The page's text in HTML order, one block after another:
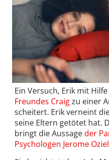
Ein Versuch, Erik mit Hilfe
Freundes Craigzu einer
scheitert. Erik verneint
seine Eltern getötet hat.
bringt die Aussageder
Psychologen Jerome Oziel